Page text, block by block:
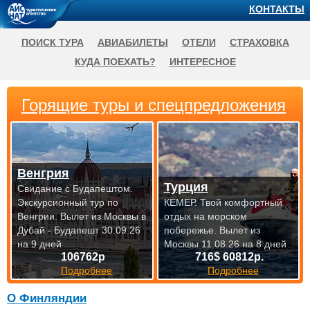
О Финляндии
Горящие туры и спецпредложения
106762р
Подробнее
Венгрия
Свидание с Будапештом.
Экскурсионный тур по
Венгрии.Вылет из Москвы в
Дубай - Будапешт 30.09.26
на 9 дней
716$ 60812р.
Подробнее
Турция
КЕМЕР. Твой комфортный
отдых на морском
побережье. Вылет из
Москвы 11.08.26 на 8 дней
КОНТАКТЫ
ПОИСК ТУРА АВИАБИЛЕТЫ ОТЕЛИ
СТРАХОВКА
КУДА ПОЕХАТЬ?
ИНТЕРЕСНОЕ